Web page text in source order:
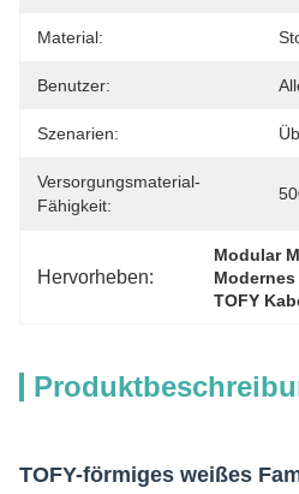
Material:
Benutzer:
Szenarien:
Versorgungsmaterial-
Fähigkeit:
Hervorheben:
Modular
TOFY
TOFY-förmiges weißes